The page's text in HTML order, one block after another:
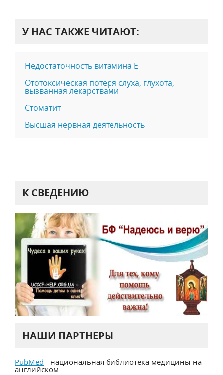
У НАС ТАКЖЕ ЧИТАЮТ:
Недостаточность витамина Е
Ототоксическая потеря слуха, глухота,
вызванная лекарствами
Стоматит
Высшая нервная деятельность
К СВЕДЕНИЮ
НАШИ ПАРТНЕРЫ
PubMed - национальная библиотека медицины на
английском